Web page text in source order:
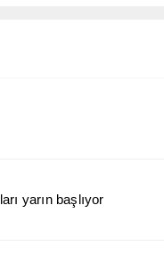
yarın başlıyor